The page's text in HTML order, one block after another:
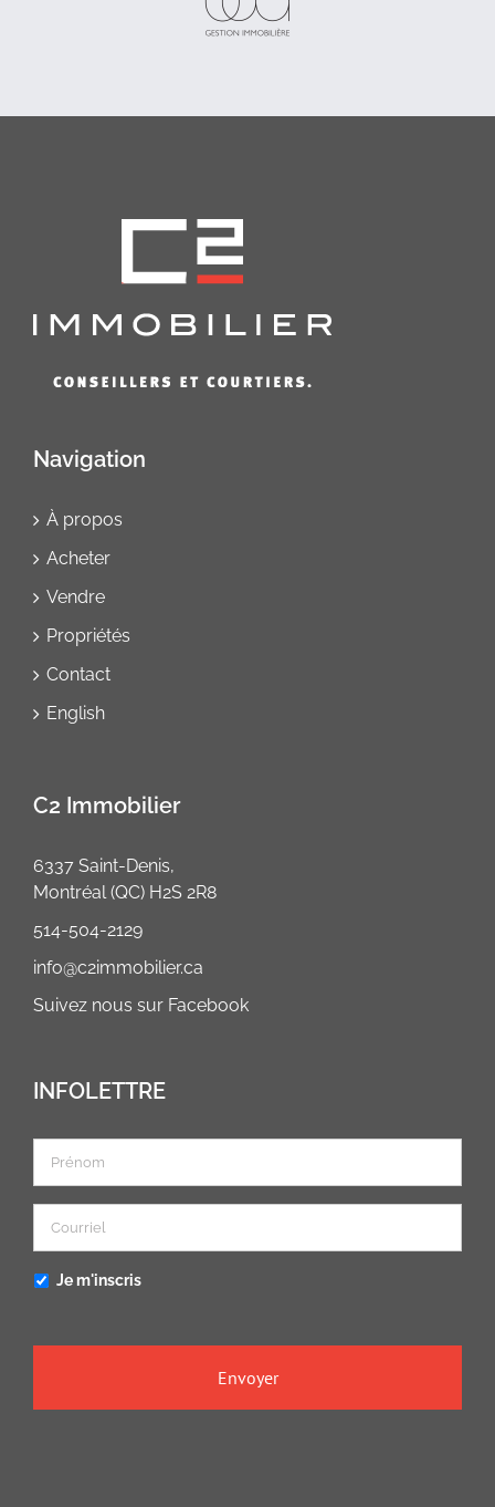
Navigation
À propos
Acheter
Vendre
Propriétés
Contact
English
C2 Immobilier
6337 Saint-Denis,
Montréal (QC) H2S 2R8
514-504-2129
info@c2immobilier.ca
Facebook
Suivez nous sur Facebook
INFOLETTRE
Je m'inscris